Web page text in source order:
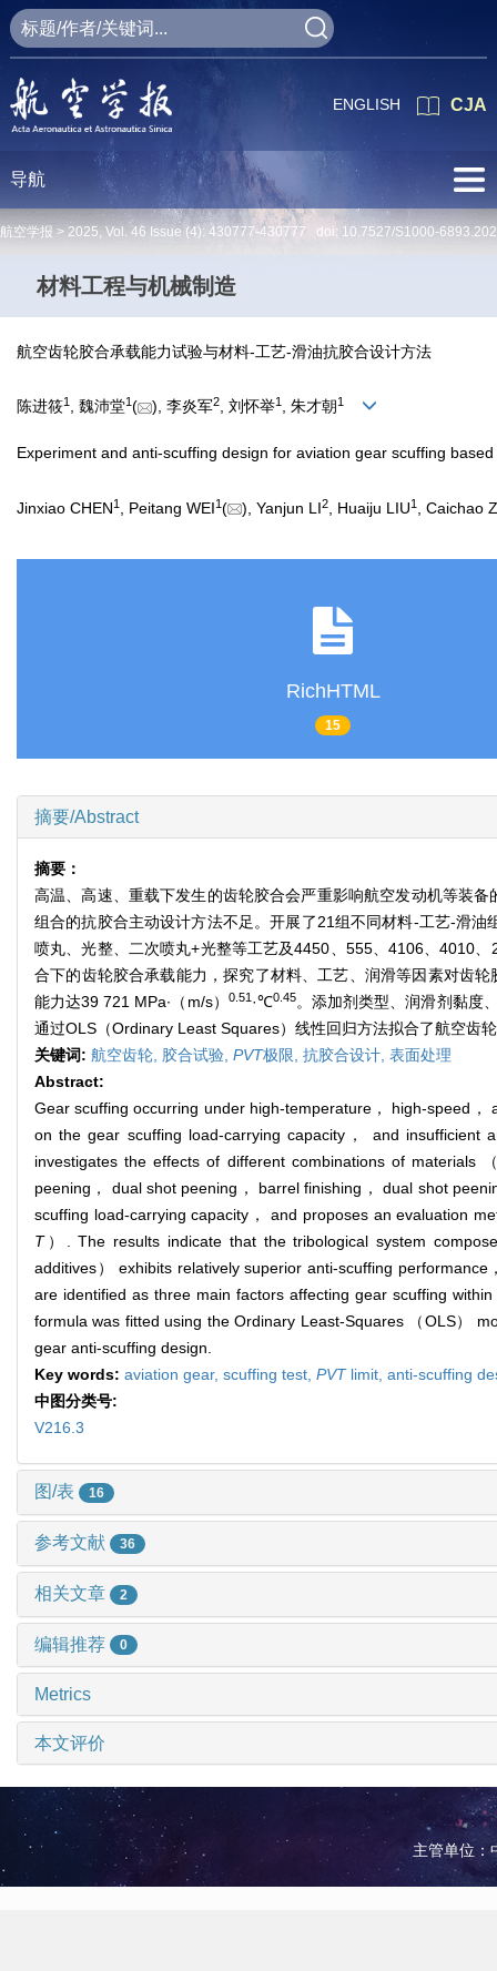
CJA
ENGLISH
导航
航空学报 > 2025, Vol. 46 Issue (4): 430777-430777 doi: 10.7527/S1000-
材料工程与机械制造
航空齿轮胶合承载能力试验与材料-工艺-滑油抗胶合设计方法
陈进筱1 , 魏沛堂1( ), 李炎军2, 刘怀举1 , 朱才朝1
Experiment and anti-scuffing design for aviation gear scuffing
Jinxiao CHEN1 , Peitang WEI1( ), Yanjun LI2 , Huaiju LIU1 , Caichao
RichHTML
15
摘要/Abstract
摘要：
高温、高速、重载下发生的齿轮胶合会严重影响航空发动机等装
组合的抗胶合主动设计方法不足。开展了21组不同材料-工艺-滑
喷丸、光整、二次喷丸+光整等工艺及4450、555、4106、4010
合下的齿轮胶合承载能力，探究了材料、工艺、润滑等因素对齿
能力达39 721 MPa·（m/s）
0.51·℃0.45。添加剂类型、润滑剂黏度
通过OLS（Ordinary Least Squares）线性回归方法拟合了航空齿
关键词: 航空齿轮, 胶合试验, PVT极限, 抗胶合设计, 表面处理
Abstract:
Gear scuffing occurring under high-temperature， high-speed
on the gear scuffing load-carrying capacity， and insufficient
investigates the effects of different combinations of materials
peening， dual shot peening， barrel finishing， dual shot
scuffing load-carrying capacity， and proposes an evaluation
T）. The results indicate that the tribological system
additives） exhibits relatively superior anti-scuffing
are identified as three main factors affecting gear scuffing
formula was fitted using the Ordinary Least-Squares （OLS）
gear anti-scuffing design.
Key words: aviation gear, scuffing test, PVTlimit, anti-scuffing
中图分类号:
V216.3
图/表 16
参考文献 36
相关文章 2
编辑推荐 0
Metrics
本文评价
主管单位：